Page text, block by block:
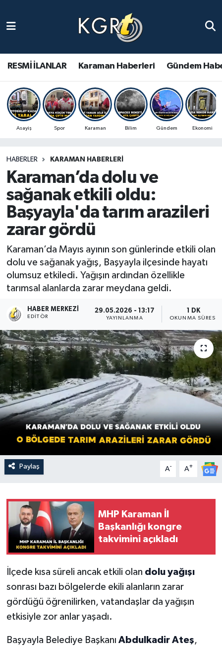
RESMİ İLANLAR Karaman Haberleri Gündem
Asayiş Spor Karaman Bilim Gündem Ekonomi
HABERLER KARAMAN HABERLERI
Karaman’da dolu ve
sağanak etkili oldu:
Başyayla'da tarım arazileri
zarar gördü
Karaman’da Mayıs ayının son günlerinde etkili olan
dolu ve sağanak yağış, Başyayla ilçesinde hayatı
olumsuz etkiledi. Yağışın ardından özellikle
tarımsal alanlarda zarar meydana geldi.
HABER MERKEZI
EDITÖR
29.05.2026 - 13:17
YAYINLANMA
1 DK
OKUNMA SÜRESI
Paylaş A- A+
MHP Karaman İl
Başkanlığı kongre
takvimini açıkladı
İlçede kısa süreli ancak etkili olan dolu yağışı
sonrası bazı bölgelerde ekili alanların zarar
gördüğü öğrenilirken, vatandaşlar da yağışın
etkisiyle zor anlar yaşadı.
Başyayla Belediye Başkanı Abdulkadir Ateş,
Gündem Haberleri
Güncel Haberler
Spor Haberleri
Ulusal Haberler
Vefat Edenler